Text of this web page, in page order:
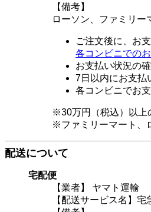
【備考】
ローソン、ファミリー
ご注文後に、お
各コンビニでの
お支払い状況の
7日以内にお支払
各コンビニでお
※30万円（税込）以上
※ファミリーマート、
配送について
宅配便
【業者】 ヤマト運輸
【配送サービス名】宅